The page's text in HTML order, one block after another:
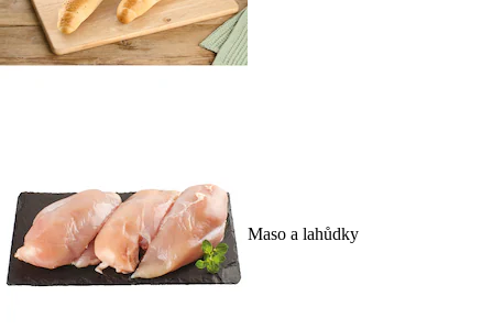
Maso a lahůdky